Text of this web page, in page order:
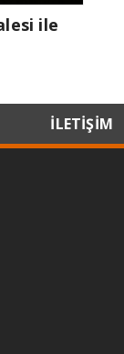
ile
İLETİŞİM